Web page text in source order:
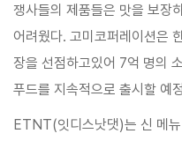
쟁사들의 제품들은 맛을 보장
어려웠다. 고미코퍼레이션은
장을 선점하고있어 7억 명의
푸드를 지속적으로 출시할 예
ETNT(잇디스낫댓)는 신 메